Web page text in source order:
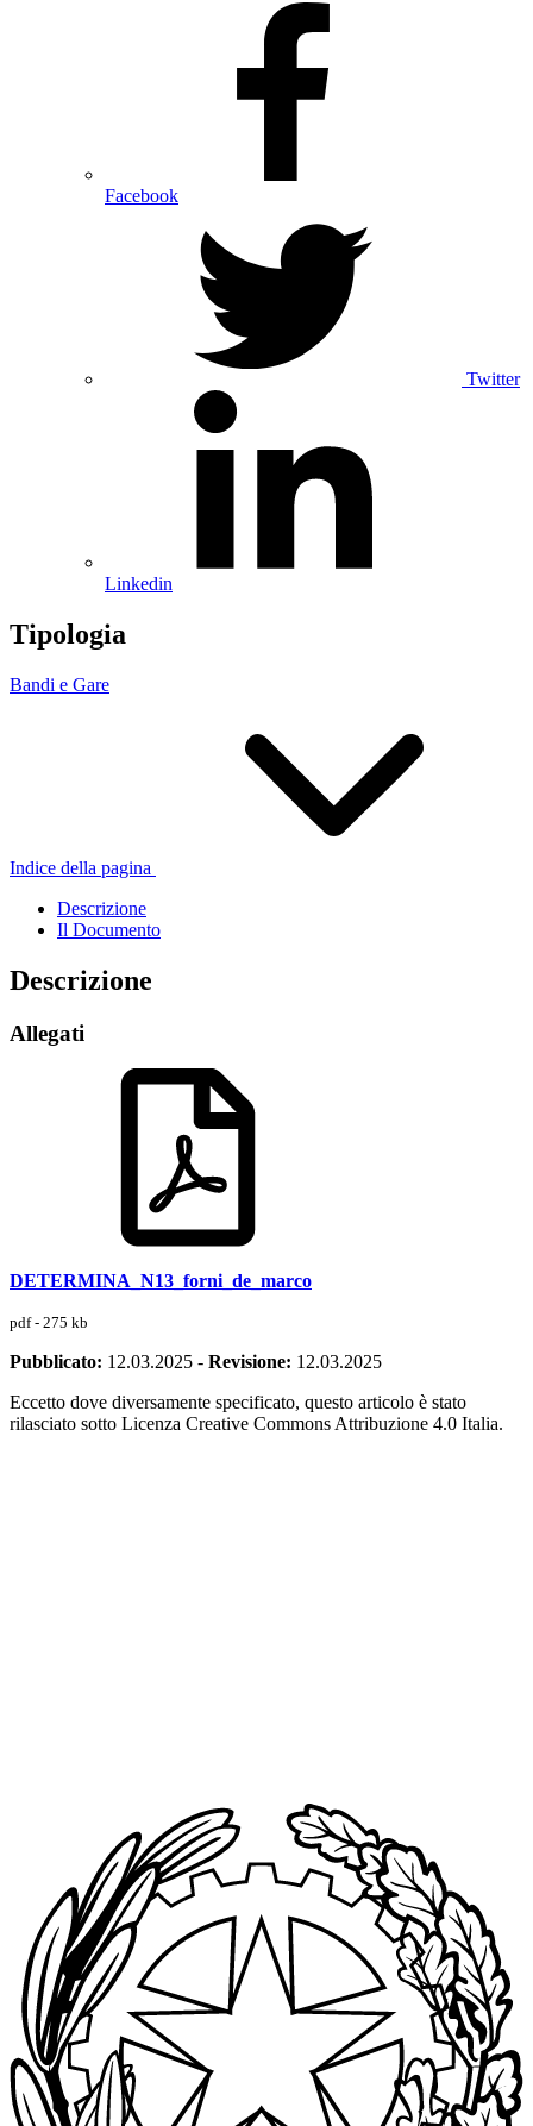
Facebook
Twitter
Linkedin
Tipologia
Bandi e Gare
Indice della pagina
Descrizione
Il Documento
Descrizione
Allegati
DETERMINA_N13_forni_de_marco
pdf - 275 kb
Pubblicato: 12.03.2025 - Revisione: 12.03.2025
Eccetto dove diversamente specificato, questo articolo è stato
rilasciato sotto Licenza Creative Commons Attribuzione 4.0 Italia.